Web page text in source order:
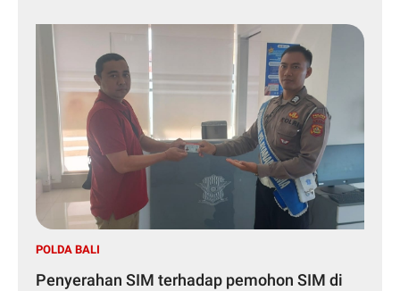
POLDA BALI
Penyerahan SIM terhadap pemohon SIM di